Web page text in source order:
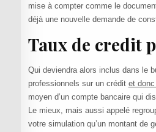
mise à compter comme le
déjà une nouvelle demande de
Taux de credit
Qui deviendra alors inclus dans le
professionnels sur un crédit et
moyen d’un compte bancaire qui
Le mieux, mais aussi appelé
votre simulation qu’un montant de